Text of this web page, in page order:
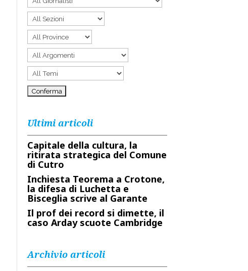
Ultimi articoli
Capitale della cultura, la
ritirata strategica del Comune
di Cutro
Inchiesta Teorema a Crotone,
la difesa di Luchetta e
Bisceglia scrive al Garante
Il prof dei record si dimette, il
caso Arday scuote Cambridge
Archivio articoli